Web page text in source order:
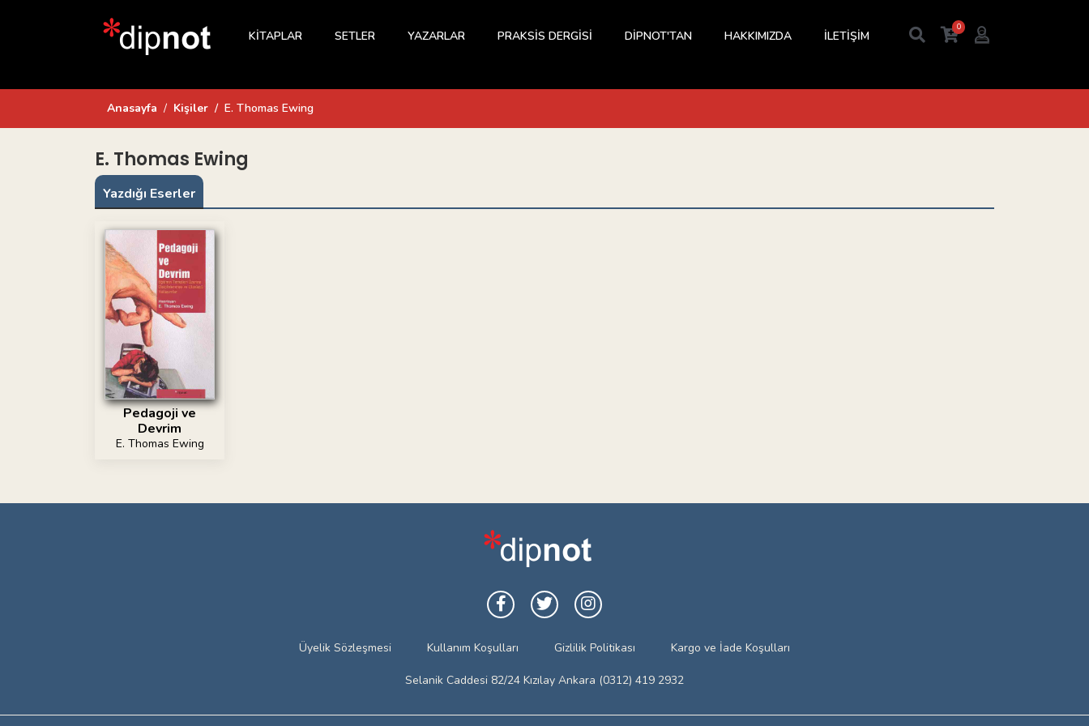
KİTAPLAR SETLER YAZARLAR PRAKSİS DERGİSİ DİPNOT'TAN HAKKIMIZDA İLETİŞİM
0
Anasayfa Kişiler E. Thomas Ewing
E. Thomas Ewing
Yazdığı Eserler
Pedagoji ve
Devrim
E. Thomas Ewing
Üyelik Sözleşmesi Kullanım Koşulları Gizlilik Politikası Kargo ve İade Koşulları
Selanik Caddesi 82/24 Kızılay Ankara (0312) 419 2932